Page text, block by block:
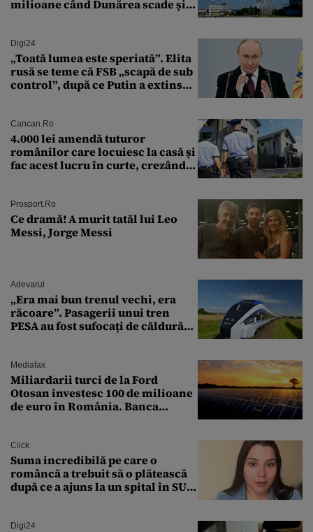
milioane când Dunărea scade și
Digi24
„Toată lumea este speriată”. Elita
rusă se teme că FSB „scapă de sub
control”, după ce Putin a extins
Cancan.ro
4.000 lei amendă tuturor
românilor care locuiesc la casă și
fac acest lucru în curte, crezând
Prosport.ro
Ce dramă! A murit tatăl lui Leo
Messi, Jorge Messi
Adevarul
„Era mai bun trenul vechi, era
răcoare”. Pasagerii unui tren
PESA au fost sufocați de căldură
Mediafax
Miliardarii turci de la Ford
Otosan investesc 100 de milioane
de euro în România. Banca
Click
Suma incredibilă pe care o
româncă a trebuit să o plătească
după ce a ajuns la un spital în SUA:
Digi24